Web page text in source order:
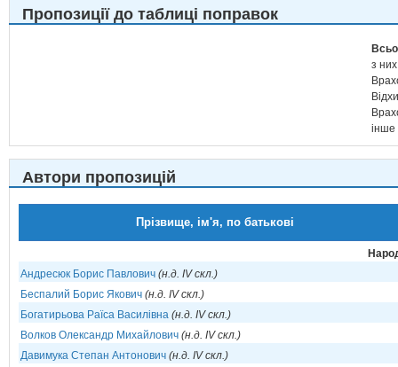
Пропозиції до таблиці поправок
з
інше
Автори пропозицій
Прізвище, ім'я, по батькові
Андресюк Борис Павлович (н.д. IV скл.)
Беспалий Борис Якович (н.д. IV скл.)
Богатирьова Раїса Василівна (н.д. IV скл.)
Волков Олександр Михайлович (н.д. IV скл.)
Давимука Степан Антонович (н.д. IV скл.)